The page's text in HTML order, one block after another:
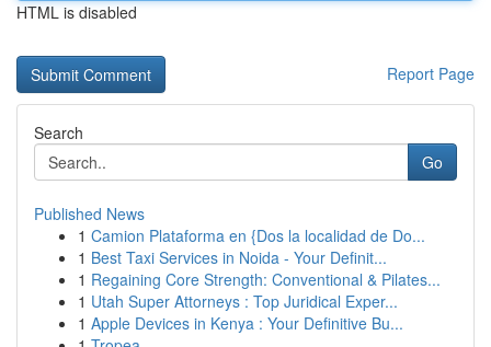
HTML is disabled
Report Page
Search
Go
Published News
1 Camion Plataforma en {Dos la localidad de Do...
1 Best Taxi Services in Noida - Your Definit...
1 Regaining Core Strength: Conventional & Pilates...
1 Utah Super Attorneys : Top Juridical Exper...
1 Apple Devices in Kenya : Your Definitive Bu...